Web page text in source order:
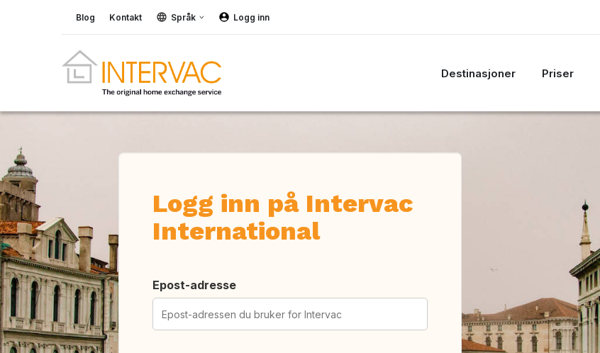
Blog Kontakt Språk Logg inn
Destinasjoner Priser
Logg inn på Intervac
International
Epost-adresse